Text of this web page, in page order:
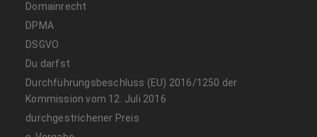
Domainrecht
DPMA
DSGVO
Du darfst
Durchführungsbeschluss (EU) 2016/1250 der
Kommission vom 12. Juli 2016
durchgestrichener Preis